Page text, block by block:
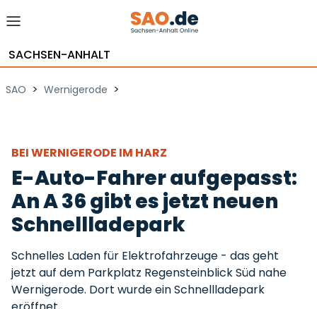
SACHSEN-ANHALT
SAO > Wernigerode >
BEI WERNIGERODE IM HARZ
E-Auto-Fahrer aufgepasst:
An A 36 gibt es jetzt neuen
Schnellladepark
Schnelles Laden für Elektrofahrzeuge - das geht
jetzt auf dem Parkplatz Regensteinblick Süd nahe
Wernigerode. Dort wurde ein Schnellladepark